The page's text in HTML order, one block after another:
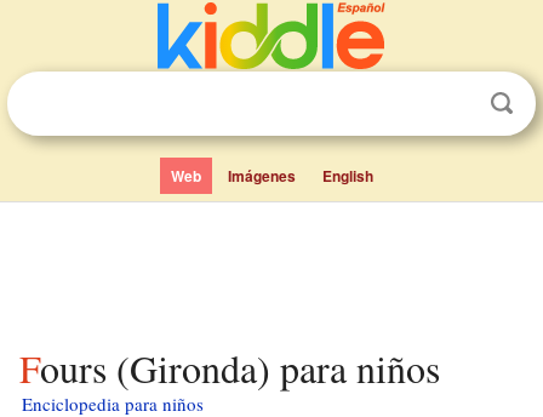
Web Imágenes English
Fours (Gironda) para niños
Enciclopedia para niños